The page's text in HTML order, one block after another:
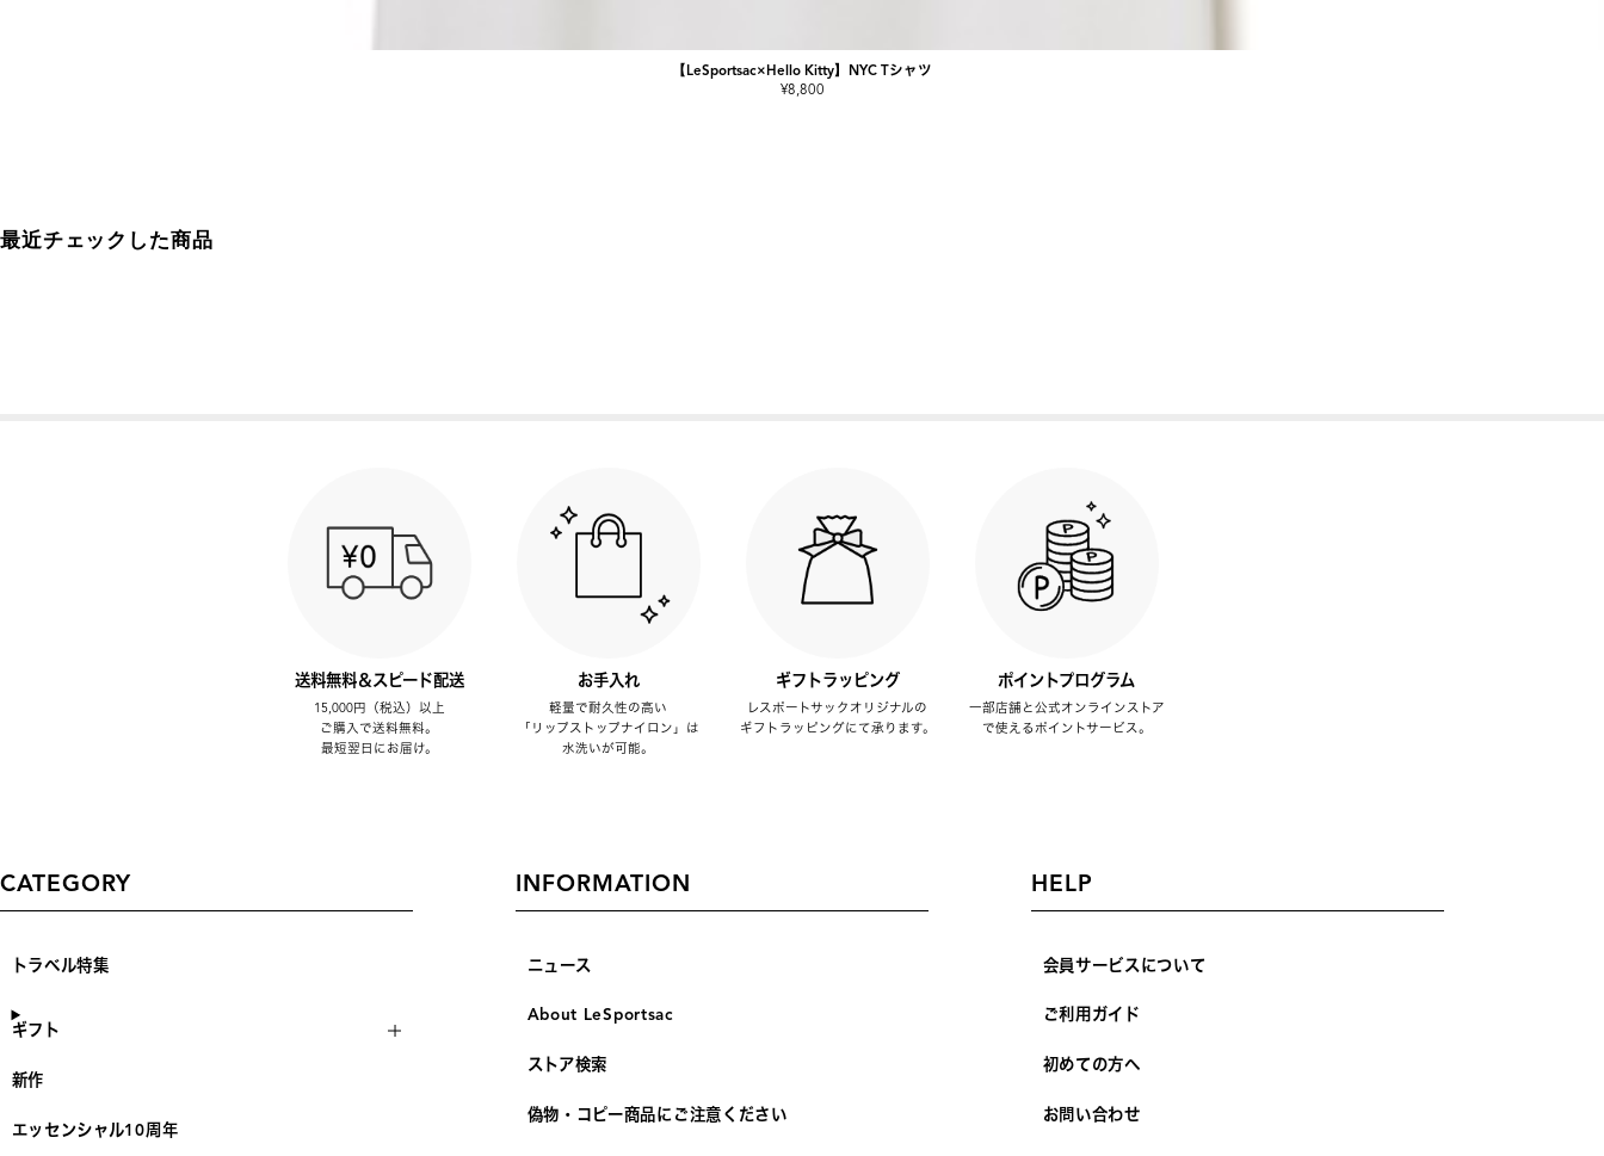
【LeSportsac×Hello Kitty】NYC Tシャツ
¥8,800
最近チェックした商品
送料無料＆スピード配送
15,000円（税込）以上
ご購入で送料無料。
最短翌日にお届け。
お手入れ
軽量で耐久性の高い
「リップストップナイロン」は
水洗いが可能。
ギフトラッピング
レスポートサックオリジナルの
ギフトラッピングにて承ります。
ポイントプログラム
一部店舗と公式オンラインストア
で使えるポイントサービス。
CATEGORY
トラベル特集
ギフト
新作
エッセンシャル10周年
INFORMATION
ニュース
About LeSportsac
ストア検索
偽物・コピー商品にご注意ください
HELP
会員サービスについて
ご利用ガイド
初めての方へ
お問い合わせ